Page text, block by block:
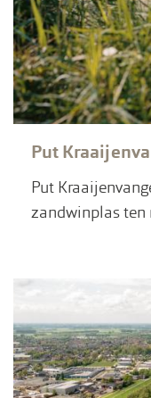
Put
Put
zandwinplas ten